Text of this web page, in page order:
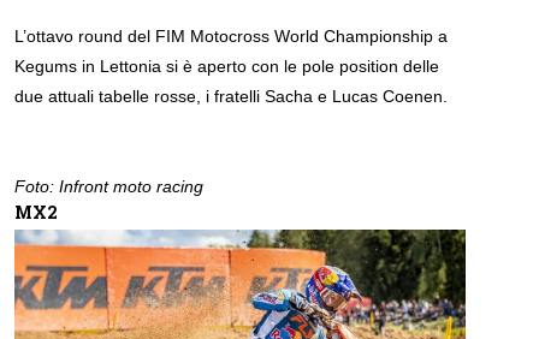
L’ottavo round del FIM Motocross World Championship a
Kegums in Lettonia si è aperto con le pole position delle
due attuali tabelle rosse, i fratelli Sacha e Lucas Coenen.
Foto: Infront moto racing
MX2